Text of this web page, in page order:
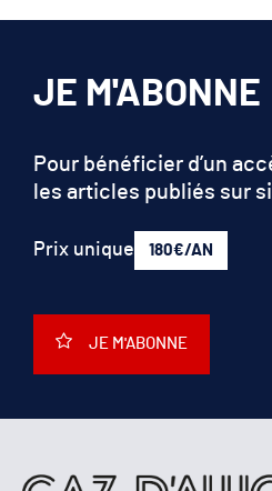
JE M'ABONNE
Pour bénéficier d’un
les articles publiés sur
Prix unique 180€/AN
JE M'ABONNE